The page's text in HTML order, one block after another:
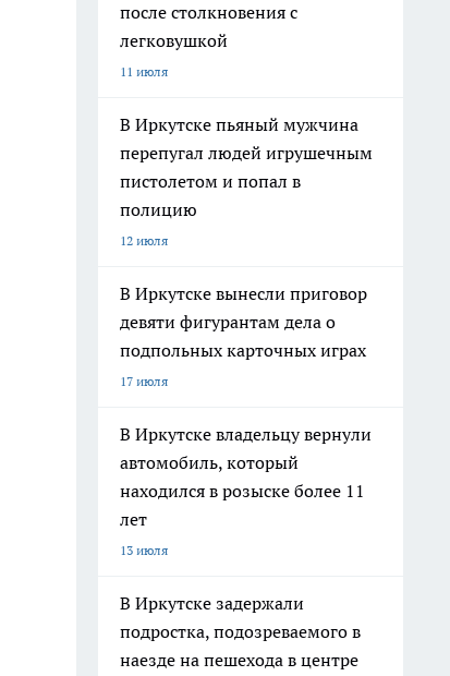
после столкновения с
легковушкой
11 июля
В Иркутске пьяный мужчина
перепугал людей игрушечным
пистолетом и попал в
полицию
12 июля
В Иркутске вынесли приговор
девяти фигурантам дела о
подпольных карточных играх
17 июля
В Иркутске владельцу вернули
автомобиль, который
находился в розыске более 11
лет
13 июля
В Иркутске задержали
подростка, подозреваемого в
наезде на пешехода в центре